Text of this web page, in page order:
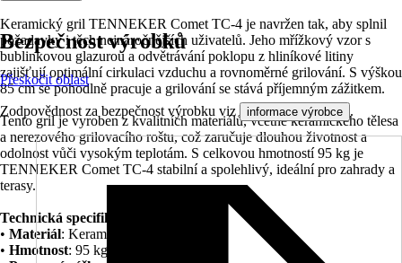
Keramický gril TENNEKER Comet TC-4 je navržen tak, aby splnil
požadavky i těch nejnáročnějších uživatelů. Jeho mřížkový vzor s
bublinkovou glazurou a odvětrávání poklopu z hliníkové litiny
zajišťují optimální cirkulaci vzduchu a rovnoměrné grilování. S výškou
85 cm se pohodlně pracuje a grilování se stává příjemným zážitkem.
Tento gril je vyroben z kvalitních materiálů, včetně keramického tělesa
a nerezového grilovacího roštu, což zaručuje dlouhou životnost a
odolnost vůči vysokým teplotám. S celkovou hmotností 95 kg je
TENNEKER Comet TC-4 stabilní a spolehlivý, ideální pro zahrady a
terasy.
Technická specifikace
• Materiál: Keramika a nerezová ocel
• Hmotnost: 95 kg
Bezpečnost výrobků
Přeskočit oblast
Zodpovědnost za bezpečnost výrobku viz informace výrobce .